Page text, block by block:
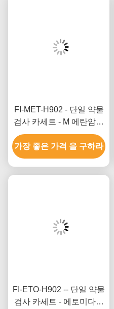
FI-MET-H902 - 단일 약물
검사 카세트 - M 에탄암페
타민 (MET)
가장 좋은 가격 을 구하라
FI-ETO-H902 -- 단일 약물
검사 카세트 - 에토미다트